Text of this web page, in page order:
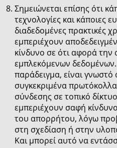
Σημειώνεται επίσης ότι
τεχνολογίες και κάποιες
διαδεδομένες πρακτικές
εμπεριέχουν
κίνδυνο σε ότι αφορά την
εμπλεκόμενων δεδομένων.
παράδειγμα, είναι γνωστό
συγκεκριμένα
σύνδεσης σε τοπικό
εμπεριέχουν σαφή
του απορρήτου, λόγω
στη σχεδίαση ή στην
Και μπορεί αυτό να